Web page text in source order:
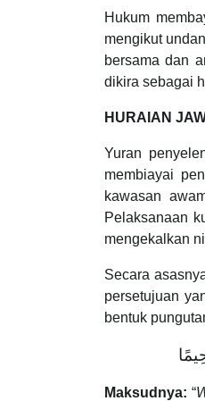
Hukum
mengikut
bersama dan
dikira sebagai
HURAIAN
Yuran
membiayai
kawasan
Pelaksanaan
mengekalkan
Secara
persetujuan
bentuk
Maksudnya: “